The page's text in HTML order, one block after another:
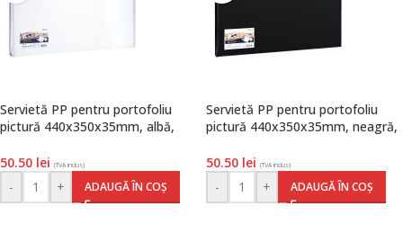
Servietă PP pentru portofoliu
pictură 440x350x35mm, albă,
50.50 lei (TVA inclus)
- + ADAUGĂ ÎN COȘ
Servietă PP pentru portofoliu
pictură 440x350x35mm, neagră,
50.50 lei (TVA inclus)
- + ADAUGĂ ÎN COȘ